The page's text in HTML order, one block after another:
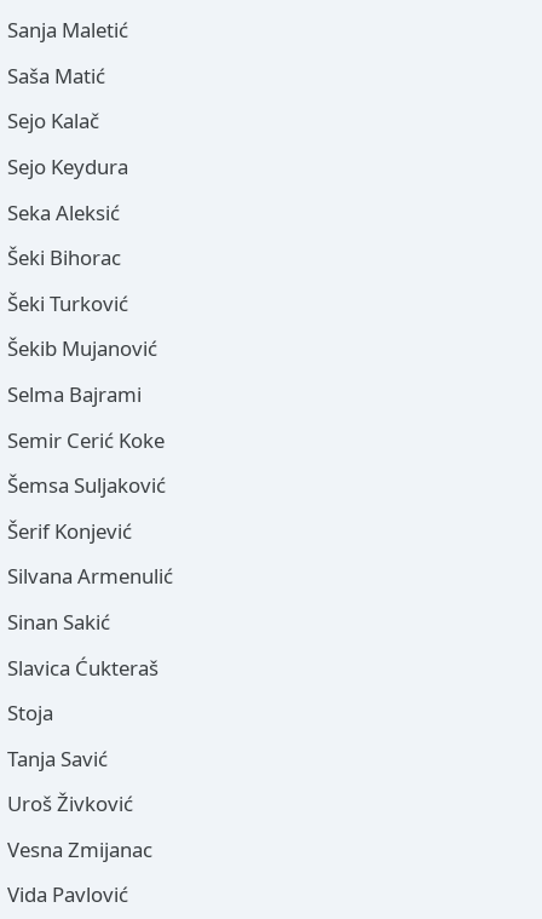
Sanja Maletić
Saša Matić
Sejo Kalač
Sejo Keydura
Seka Aleksić
Šeki Bihorac
Šeki Turković
Šekib Mujanović
Selma Bajrami
Semir Cerić Koke
Šemsa Suljaković
Šerif Konjević
Silvana Armenulić
Sinan Sakić
Slavica Ćukteraš
Stoja
Tanja Savić
Uroš Živković
Vesna Zmijanac
Vida Pavlović